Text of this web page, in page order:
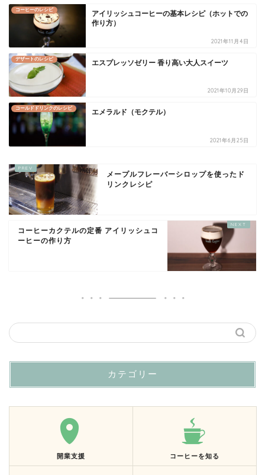
コーヒーのレシピ
アイリッシュコーヒーの基本レシピ（ホットでの
作り方）
2021年11月4日
デザートのレシピ エスプレッソゼリー 香り高い大人スイーツ
2021年10月29日
コールドドリンクのレシピ エメラルド（モクテル）
2021年6月25日
メープルフレーバーシロップを使ったド
リンクレシピ
コーヒーカクテルの定番 アイリッシュコ
ーヒーの作り方
カテゴリー
開業支援 コーヒーを知る